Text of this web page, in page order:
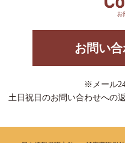
お問い
※メール
土日祝日のお問い合わせへの